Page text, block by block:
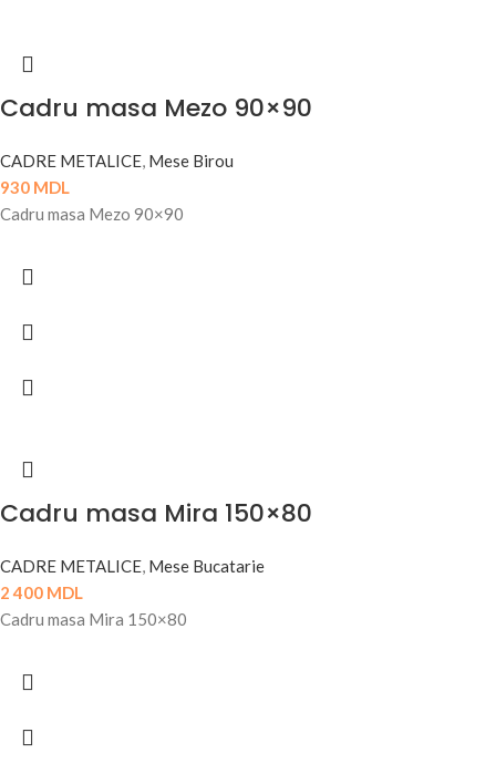
Cadru masa Mezo 90×90
CADRE METALICE, Mese Birou
930 MDL
Cadru masa Mezo 90×90
Cadru masa Mira 150×80
CADRE METALICE, Mese Bucatarie
2 400 MDL
Cadru masa Mira 150×80